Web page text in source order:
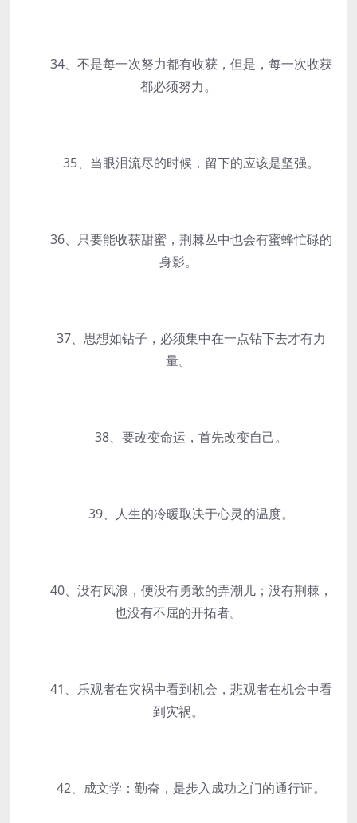
34、不是每一次努力都有收获，但是，每一次收获
都必须努力。
35、当眼泪流尽的时候，留下的应该是坚强。
36、只要能收获甜蜜，荆棘丛中也会有蜜蜂忙碌的
身影。
37、思想如钻子，必须集中在一点钻下去才有力
量。
38、要改变命运，首先改变自己。
39、人生的冷暖取决于心灵的温度。
40、没有风浪，便没有勇敢的弄潮儿；没有荆棘，
也没有不屈的开拓者。
41、乐观者在灾祸中看到机会，悲观者在机会中看
到灾祸。
42、成文学：勤奋，是步入成功之门的通行证。